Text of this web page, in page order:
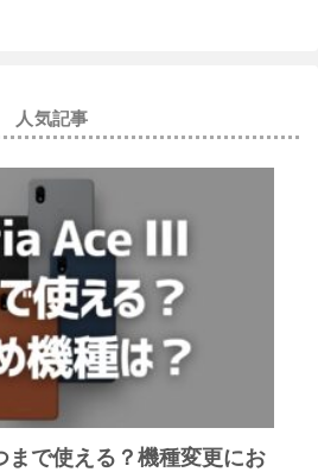
人気記事
で使える？機種変更にお